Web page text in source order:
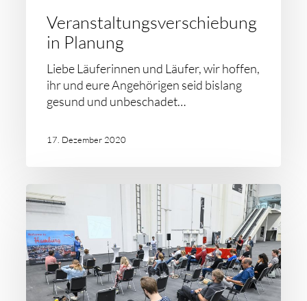
Veranstaltungsverschiebung
in Planung
Liebe Läuferinnen und Läufer, wir hoffen,
ihr und eure Angehörigen seid bislang
gesund und unbeschadet…
17. Dezember 2020